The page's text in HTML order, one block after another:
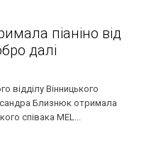
піаніно від
далі
відділу Вінницького
Близнюк отримала
співака MEL...